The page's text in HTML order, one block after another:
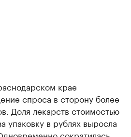
крае
спроса в сторону более
Доля лекарств стоимостью
упаковку в рублях выросла